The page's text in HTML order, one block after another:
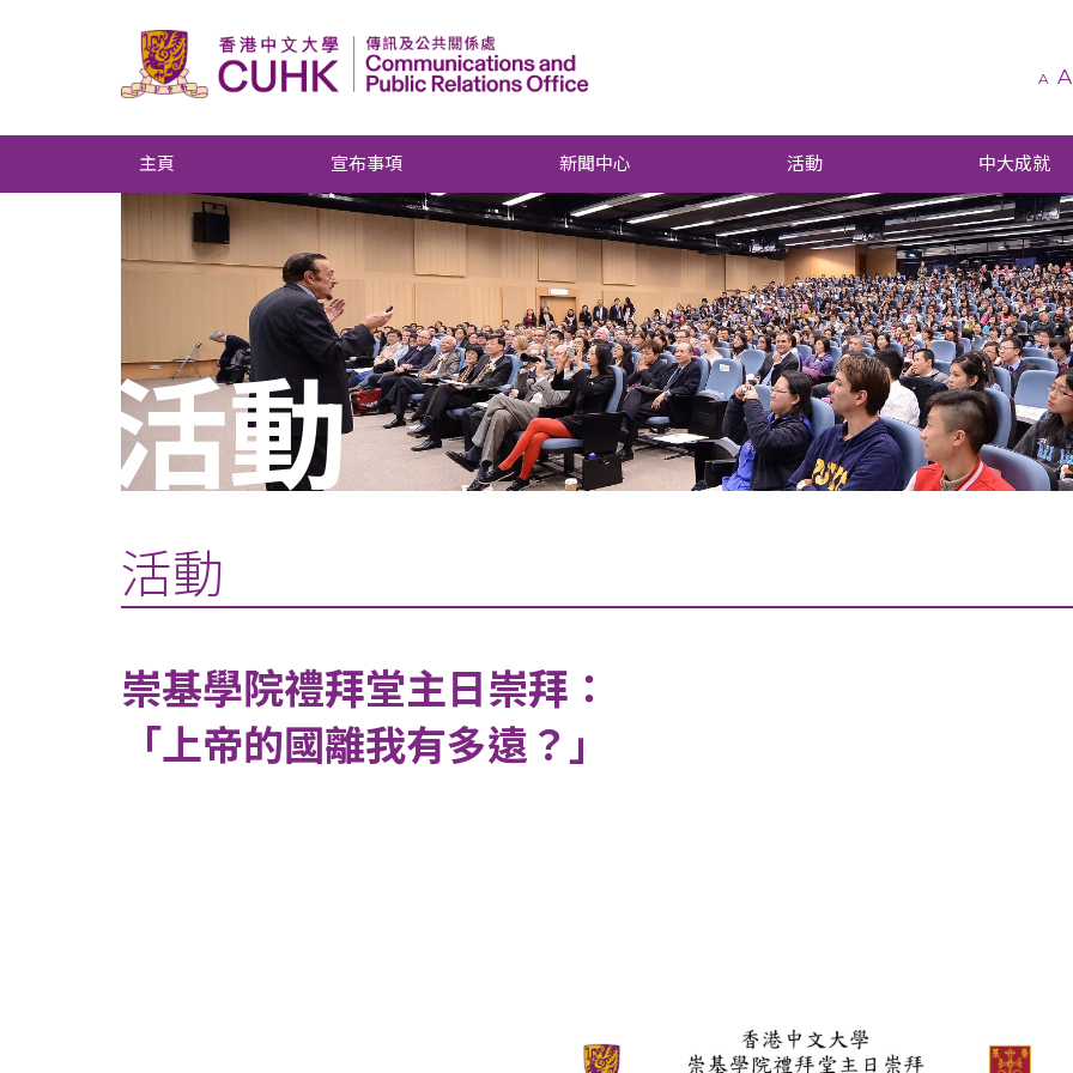
A A
主頁 宣布事項 新聞中心 活動 中大成就
活動
活動
崇基學院禮拜堂主日崇拜：
「上帝的國離我有多遠？」